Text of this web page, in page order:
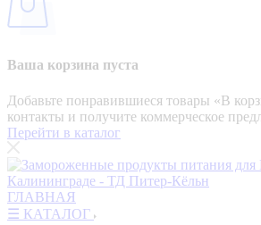
Ваша корзина пуста
Добавьте понравившиеся товары «‎В
контакты и получите коммерческое
Перейти в каталог
ГЛАВНАЯ
☰ КАТАЛОГ